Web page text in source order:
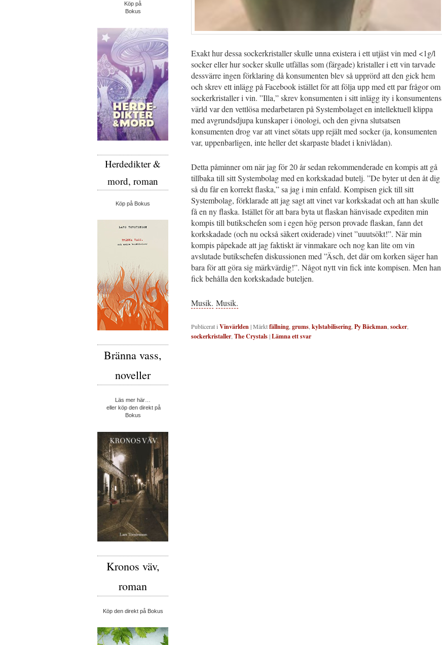
Exakt hur dessa sockerkristaller skulle unna existera i ett utjäst vin med <1g/l
socker eller hur socker skulle utfällas som (färgade) kristaller i ett vin tarvade
dessvärre ingen förklaring då konsumenten blev så upprörd att den gick hem
och skrev ett inlägg på Facebook istället för att följa upp med ett par frågor om
sockerkristaller i vin. ”Illa,” skrev konsumenten i sitt inlägg ity i konsumentens
värld var den vettlösa medarbetaren på Systembolaget en intellektuell klippa
med avgrundsdjupa kunskaper i önologi, och den givna slutsatsen
konsumenten drog var att vinet sötats upp rejält med socker (ja, konsumenten
var, uppenbarligen, inte heller det skarpaste bladet i knivlådan).
Detta påminner om när jag för 20 år sedan rekommenderade en kompis att gå
tillbaka till sitt Systembolag med en korkskadad butelj. ”De byter ut den åt dig
så du får en korrekt flaska,” sa jag i min enfald. Kompisen gick till sitt
Systembolag, förklarade att jag sagt att vinet var korkskadat och att han skulle
få en ny flaska. Istället för att bara byta ut flaskan hänvisade expediten min
kompis till butikschefen som i egen hög person provade flaskan, fann det
korkskadade (och nu också säkert oxiderade) vinet ”uuutsökt!”. När min
kompis påpekade att jag faktiskt är vinmakare och nog kan lite om vin
avslutade butikschefen diskussionen med ”Äsch, det där om korken säger han
bara för att göra sig märkvärdig!”. Något nytt vin fick inte kompisen. Men han
fick behålla den korkskadade buteljen.
Musik. Musik.
Publicerat i Vinvärlden|Märktfällning grums kylstabilisering Py Bäckman socker
sockerkristaller The Crystals|Lämna ett svar
Köp på
Bokus
Herdedikter &
mord, roman
Köp på Bokus
Bränna vass,
noveller
Läs mer här…
eller köp den direkt på
Bokus
Kronos väv,
roman
Köp den direkt på Bokus